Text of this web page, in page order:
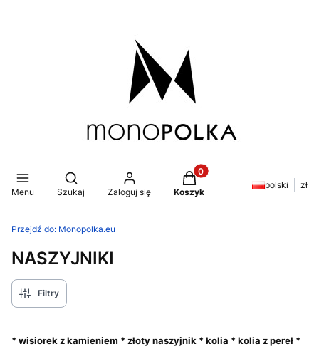
Menu
Otwórz wyszukiwarkę
Szukaj Zaloguj się
Produkty w koszyku: 0.
Koszyk
polski zł
Przejdź do: Monopolka.eu
NASZYJNIKI
Filtry
* wisiorek z kamieniem * złoty naszyjnik * kolia * kolia z pereł *